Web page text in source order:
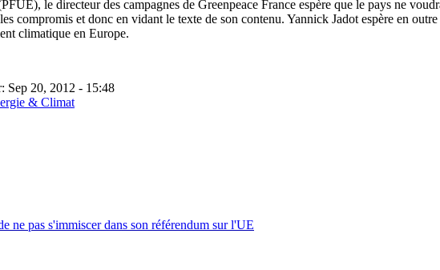
le directeur des campagnes de Greenpeace France espère que le pays ne
compromis et donc en vidant le texte de son contenu. Yannick Jadot espère en
climatique en Europe.
Sep 20, 2012 - 15:48
& Climat
pas s'immiscer dans son référendum sur l'UE